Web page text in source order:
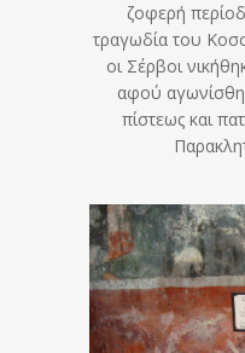
ζοφερή
τραγωδία του
οι Σέρβοι
αφού
πίστεως και